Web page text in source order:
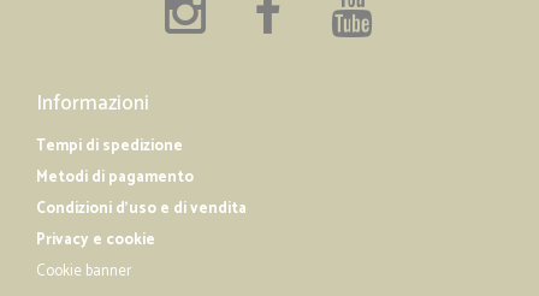
Informazioni
Tempi di spedizione
Metodi di pagamento
Condizioni d'uso e di vendita
Privacy e cookie
Cookie banner